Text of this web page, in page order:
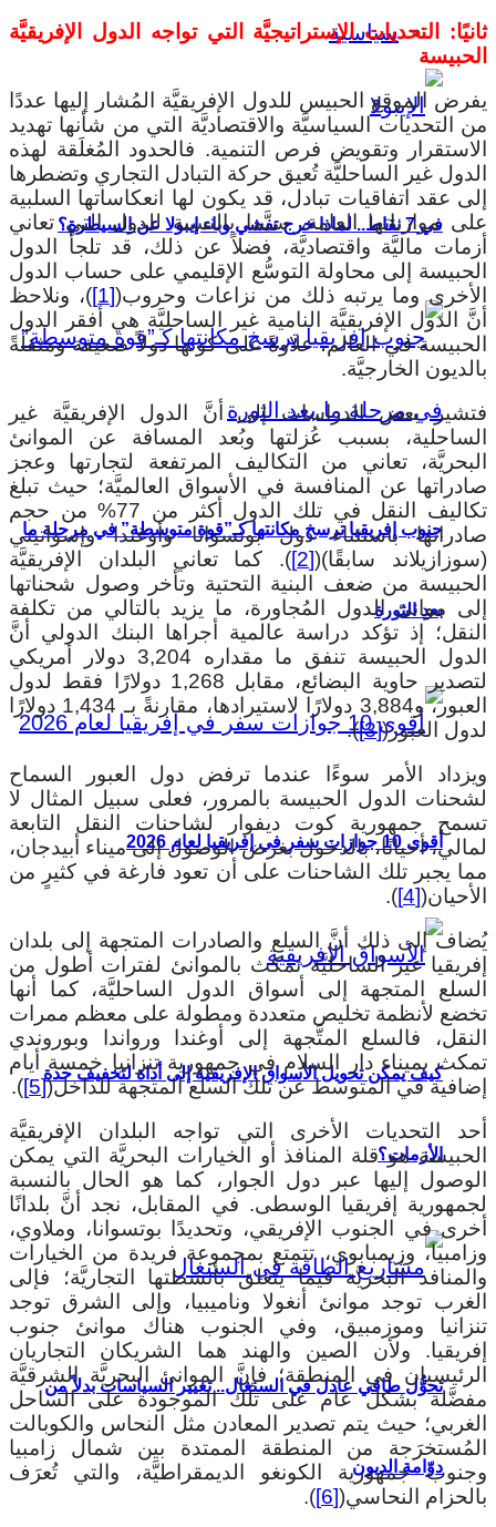
سياسية
في 7 نقاط.. لماذا خرج تفشي وباء إيبولا عن السيطرة؟
جنوب إفريقيا ترسخ مكانتها كـ”قوة متوسطة” في مرحلة ما
بعد الثورة
أقوى 10 جوازات سفر في إفريقيا لعام 2026
كيف يمكن تحويل الأسواق الإفريقية إلى أداة لتخفيف حدة
الأزمات؟
تحوُّل طاقي عادل في السنغال.. تغيير السياسات بدلاً من
دوّامة الديون
ثانيًا: التحديات الإستراتيجيَّة التي تواجه الدول الإفريقيَّة
الحبيسة
يفرض الموقع الحبيس للدول الإفريقيَّة المُشار إليها عددًا
من التحديات السياسيَّة والاقتصاديَّة التي من شأنها تهديد
الاستقرار وتقويض فرص التنمية. فالحدود المُغلَقة لهذه
الدول غير الساحليَّة تُعيق حركة التبادل التجاري وتضطرها
إلى عقد اتفاقيات تبادل، قد يكون لها انعكاساتها السلبية
على موازناتها العامة، سيَّما بالنسبة للدول التي تعاني
أزمات ماليَّة واقتصاديَّة، فضلاً عن ذلك، قد تلجأ الدول
الحبيسة إلى محاولة التوسُّع الإقليمي على حساب الدول
الأخرى وما يرتبه ذلك من نزاعات وحروب([1]
)، ونلاحظ
أنَّ الدول الإفريقيَّة النامية غير الساحليَّة هي أفقر الدول
الحبيسة في العالم، علاوةً على كونها دولاً ضعيفة ومثقلةً
بالديون الخارجيَّة.
فتشير بعض الدراسات إلى أنَّ الدول الإفريقيَّة غير
الساحلية، بسبب عُزلتها وبُعد المسافة عن الموانئ
البحريَّة، تعاني من التكاليف المرتفعة لتجارتها وعجز
صادراتها عن المنافسة في الأسواق العالميَّة؛ حيث تبلغ
تكاليف النقل في تلك الدول أكثر من 77% من حجم
صادراتها باستثناء دول بوتسوانا وأوغندا وإسواتيني
(سوزازيلاند سابقًا)([2]
). كما تعاني البلدان الإفريقيَّة
الحبيسة من ضعف البنية التحتية وتأخر وصول شحناتها
إلى موانئ الدول المُجاورة، ما يزيد بالتالي من تكلفة
النقل؛ إذ تؤكد دراسة عالمية أجراها البنك الدولي أنَّ
الدول الحبيسة تنفق ما مقداره 3,204 دولار أمريكي
لتصدير حاوية البضائع، مقابل 1,268 دولارًا فقط لدول
العبور، و3,884 دولارًا لاستيرادها، مقارنةً بـ 1,434 دولارًا
لدول العبور([3]
).
ويزداد الأمر سوءًا عندما ترفض دول العبور السماح
لشحنات الدول الحبيسة بالمرور، فعلى سبيل المثال لا
تسمح جمهورية كوت ديفوار لشاحنات النقل التابعة
لمالي، أحيانًا، بالدخول بغرض الوصول إلى ميناء أبيدجان،
مما يجبر تلك الشاحنات على أن تعود فارغة في كثيرٍ من
الأحيان([4]
).
يُضاف إلى ذلك أنَّ السلع والصادرات المتجهة إلى بلدان
إفريقيا غير الساحليَّة تمكث بالموانئ لفترات أطول من
السلع المتجهة إلى أسواق الدول الساحليَّة، كما أنها
تخضع لأنظمة تخليص متعددة ومطولة على معظم ممرات
النقل، فالسلع المتَّجهة إلى أوغندا ورواندا وبوروندي
تمكث بميناء دار السلام في جمهورية تنزانيا خمسة أيام
إضافية في المتوسط عن تلك السلع المتجهة للداخل([5]
).
أحد التحديات الأخرى التي تواجه البلدان الإفريقيَّة
الحبيسة هو قلة المنافذ أو الخيارات البحريَّة التي يمكن
الوصول إليها عبر دول الجوار، كما هو الحال بالنسبة
لجمهورية إفريقيا الوسطى. في المقابل، نجد أنَّ بلدانًا
أخرى في الجنوب الإفريقي، وتحديدًا بوتسوانا، وملاوي،
وزامبيا، وزيمبابوي، تتمتع بمجموعة فريدة من الخيارات
والمنافذ البحريَّة فيما يتعلق بأنشطتها التجاريَّة؛ فإلى
الغرب توجد موانئ أنغولا وناميبيا، وإلى الشرق توجد
تنزانيا وموزمبيق، وفي الجنوب هناك موانئ جنوب
إفريقيا. ولأن الصين والهند هما الشريكان التجاريان
الرئيسيان في المنطقة؛ فإنَّ الموانئ البحريَّة الشرقيَّة
مفضَّلة بشكل عام على تلك الموجودة على الساحل
الغربي؛ حيث يتم تصدير المعادن مثل النحاس والكوبالت
المُستخرَجة من المنطقة الممتدة بين شمال زامبيا
وجنوب جمهورية الكونغو الديمقراطيَّة، والتي تُعرَف
بالحزام النحاسي([6]
).